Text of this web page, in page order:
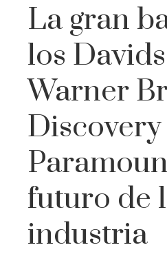
La gran
los
Warner
Discovery
futuro de
industria